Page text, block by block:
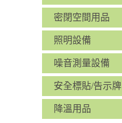
密閉空間用品
照明設備
噪音測量設備
安全標貼/告示牌
降溫用品